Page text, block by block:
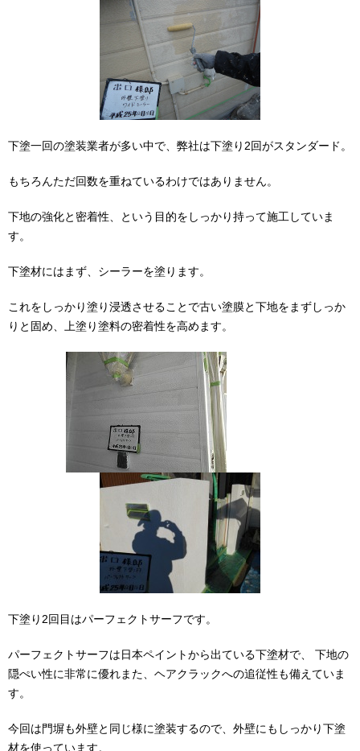
下塗一回の塗装業者が多い中で、弊社は下塗り2回がスタンダード。
もちろんただ回数を重ねているわけではありません。
下地の強化と密着性、という目的をしっかり持って施工していま
す。
下塗材にはまず、シーラーを塗ります。
これをしっかり塗り浸透させることで古い塗膜と下地をまずしっか
りと固め、上塗り塗料の密着性を高めます。
下塗り2回目はパーフェクトサーフです。
パーフェクトサーフは日本ペイントから出ている下塗材で、 下地の
隠ぺい性に非常に優れまた、ヘアクラックへの追従性も備えていま
す。
今回は門塀も外壁と同じ様に塗装するので、外壁にもしっかり下塗
材を使っています。